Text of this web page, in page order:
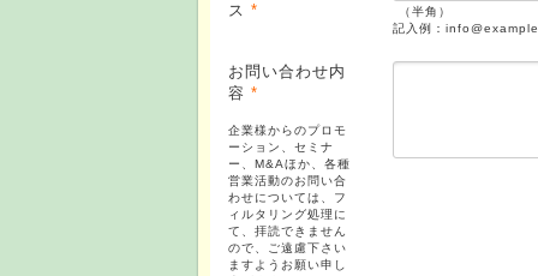
ス *
（半角）
記入例：
お問い合わせ内
容 *
企業様からのプロモ
ーション、セミナ
ー、M&Aほか、各種
営業活動のお問い合
わせについては、フ
ィルタリング処理に
て、拝読できません
ので、ご遠慮下さい
ますようお願い申し